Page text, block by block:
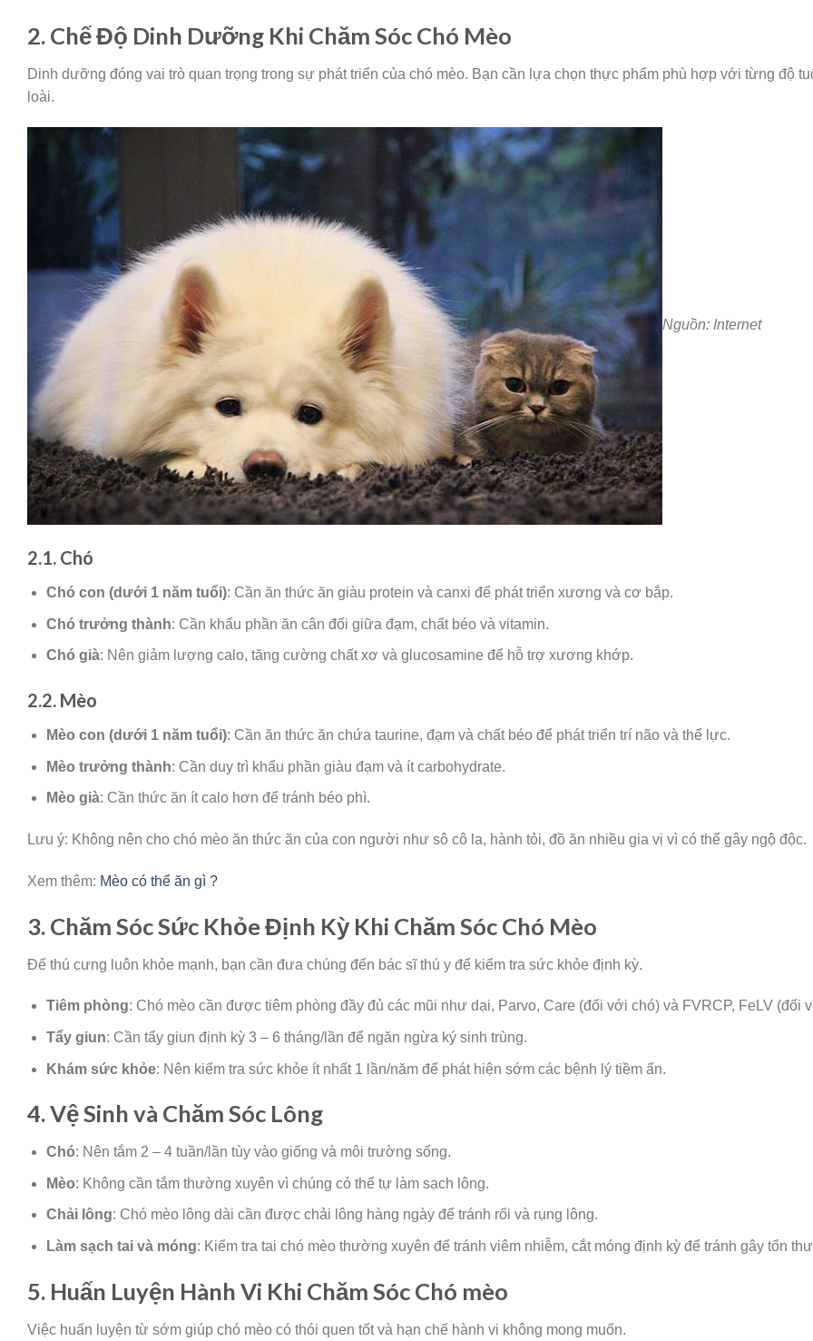
2. Chế Độ Dinh Dưỡng Khi Chăm Sóc Chó Mèo
Dinh dưỡng đóng vai trò quan trọng trong sự phát triển của chó mèo. Bạn cần lựa chọn thực phẩm phù hợp với từng độ
loài.
Nguồn: Internet
2.1. Chó
Chó con (dưới 1 năm tuổi): Cần ăn thức ăn giàu protein và canxi để phát triển xương và cơ bắp.
Chó trưởng thành: Cần khẩu phần ăn cân đối giữa đạm, chất béo và vitamin.
Chó già: Nên giảm lượng calo, tăng cường chất xơ và glucosamine để hỗ trợ xương khớp.
2.2. Mèo
Mèo con (dưới 1 năm tuổi): Cần ăn thức ăn chứa taurine, đạm và chất béo để phát triển trí não và thể lực.
Mèo trưởng thành: Cần duy trì khẩu phần giàu đạm và ít carbohydrate.
Mèo già: Cần thức ăn ít calo hơn để tránh béo phì.
Lưu ý: Không nên cho chó mèo ăn thức ăn của con người như sô cô la, hành tỏi, đồ ăn nhiều gia vị vì có thể gây ngộ độc.
Xem thêm: Mèo có thể ăn gì ?
3. Chăm Sóc Sức Khỏe Định Kỳ Khi Chăm Sóc Chó Mèo
Để thú cưng luôn khỏe mạnh, bạn cần đưa chúng đến bác sĩ thú y để kiểm tra sức khỏe định kỳ.
Tiêm phòng: Chó mèo cần được tiêm phòng đầy đủ các mũi như dại, Parvo, Care (đối với chó) và FVRCP, FeLV (đối
Tẩy giun: Cần tẩy giun định kỳ 3 – 6 tháng/lần để ngăn ngừa ký sinh trùng.
Khám sức khỏe: Nên kiểm tra sức khỏe ít nhất 1 lần/năm để phát hiện sớm các bệnh lý tiềm ẩn.
4. Vệ Sinh và Chăm Sóc Lông
Chó: Nên tắm 2 – 4 tuần/lần tùy vào giống và môi trường sống.
Mèo: Không cần tắm thường xuyên vì chúng có thể tự làm sạch lông.
Chải lông: Chó mèo lông dài cần được chải lông hàng ngày để tránh rối và rụng lông.
Làm sạch tai và móng: Kiểm tra tai chó mèo thường xuyên để tránh viêm nhiễm, cắt móng định kỳ để tránh gây tổn
5. Huấn Luyện Hành Vi Khi Chăm Sóc Chó mèo
Việc huấn luyện từ sớm giúp chó mèo có thói quen tốt và hạn chế hành vi không mong muốn.